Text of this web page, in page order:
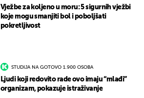
Vježbe za koljeno u moru: 5 sigurnih vježbi
koje mogu smanjiti bol i poboljšati
pokretljivost
STUDIJA NA GOTOVO 1.900 OSOBA
Ljudi koji redovito rade ovo imaju “mlađi”
organizam, pokazuje istraživanje